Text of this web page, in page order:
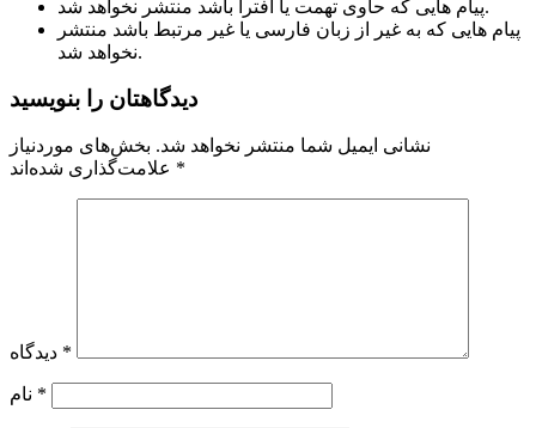
پیام هایی که حاوی تهمت یا افترا باشد منتشر نخواهد شد.
پیام هایی که به غیر از زبان فارسی یا غیر مرتبط باشد منتشر
نخواهد شد.
دیدگاهتان را بنویسید
نشانی ایمیل شما منتشر نخواهد شد. بخش‌های موردنیاز
*
*
*